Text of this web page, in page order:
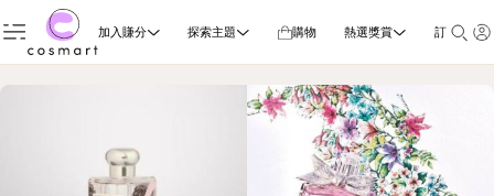
加入賺分 探索主題 購物 熱選獎賞 訂閱雜誌